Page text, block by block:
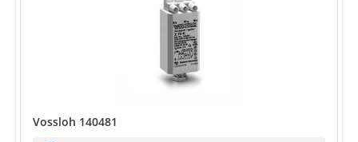
Vossloh 140481